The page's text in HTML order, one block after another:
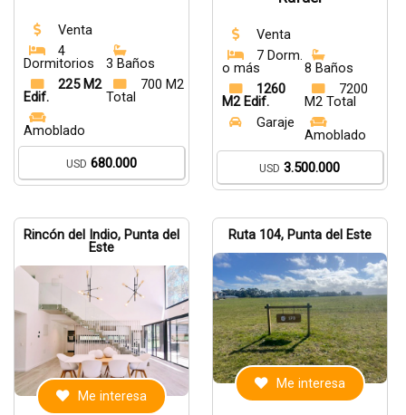
Venta
4
Dormitorios
3 Baños
225 M2
Edif.
700 M2
Total
Amoblado
USD 680.000
Venta
7 Dorm.
o más
8 Baños
1260
M2 Edif.
7200
M2 Total
Garaje
Amoblado
USD 3.500.000
Rincón del Indio, Punta del
Este
Me interesa
Ruta 104, Punta del Este
Me interesa